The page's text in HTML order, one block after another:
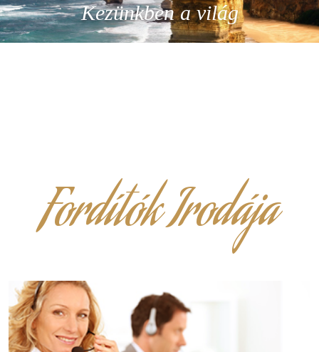
Kezünkben a világ
Fordítók Irodája